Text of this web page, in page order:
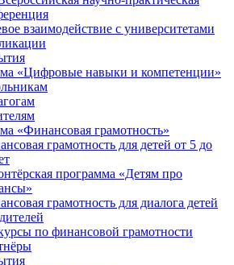
взаимодействие с университетами
«Цифровые навыки и компетенции»
«Финансовая грамотность»
грамотность для детей от 5 до
программа «Детям про
грамотность для диалога детей
по финансовой грамотности